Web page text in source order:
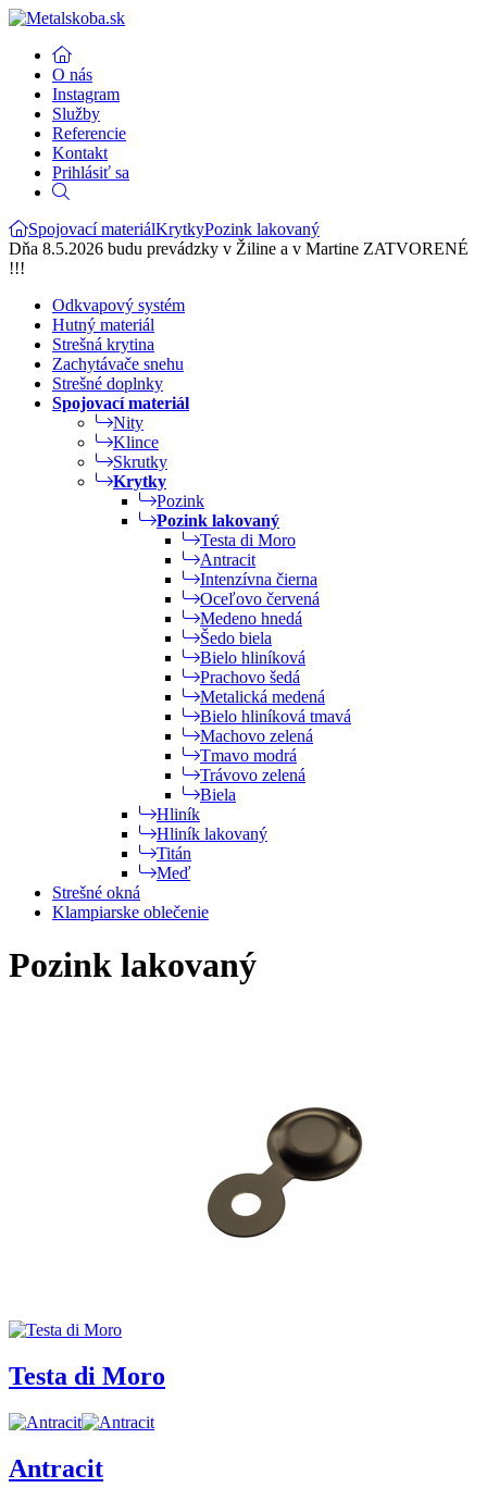
O nás
Instagram
Služby
Referencie
Kontakt
Prihlásiť sa
Spojovací materiálKrytkyPozink lakovaný
Dňa 8.5.2026 budu prevádzky v Žiline a v Martine ZATVORENÉ
!!!
Odkvapový systém
Hutný materiál
Strešná krytina
Zachytávače snehu
Strešné doplnky
Spojovací materiál
Nity
Klince
Skrutky
Krytky
Pozink
Pozink lakovaný
Testa di Moro
Antracit
Intenzívna čierna
Oceľovo červená
Medeno hnedá
Šedo biela
Bielo hliníková
Prachovo šedá
Metalická medená
Bielo hliníková tmavá
Machovo zelená
Tmavo modrá
Trávovo zelená
Biela
Hliník
Hliník lakovaný
Titán
Meď
Strešné okná
Klampiarske oblečenie
Pozink lakovaný
Testa di Moro
Antracit